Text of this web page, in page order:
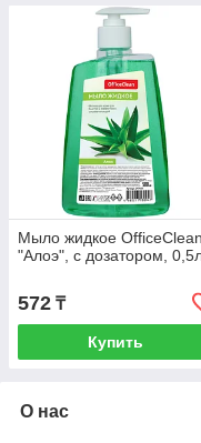
Мыло жидкое OfficeClean
"Алоэ", с дозатором,
572 ₸
Купить
О нас